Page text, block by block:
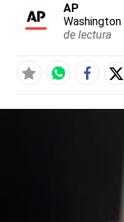
AP
Washington
de lectura